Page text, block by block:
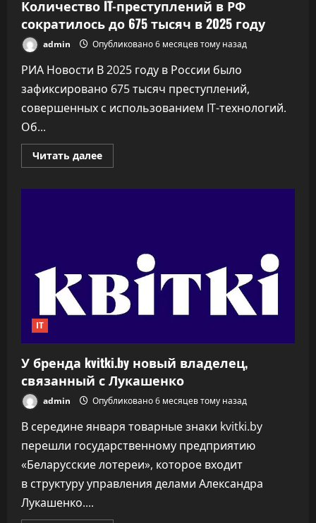
Количество IT-преступлений в РФ
сократилось до 675 тысяч в 2025 году
admin Опубликовано 6 месяцев тому назад
РИА Новости В 2025 году в России было
зафиксировано 675 тысяч преступлений,
совершенных с использованием IT-технологий.
Об...
Читать далееПрочитать
больше
в
2025
году
IT
У бренда kvitki.by новый владелец,
связанный с Лукашенко
admin Опубликовано 6 месяцев тому назад
В середине января товарные знаки kvitki.by
перешли государственному предприятию
«Беларусские лотереи», которое входит
в структуру управления делами Александра
Лукашенко....